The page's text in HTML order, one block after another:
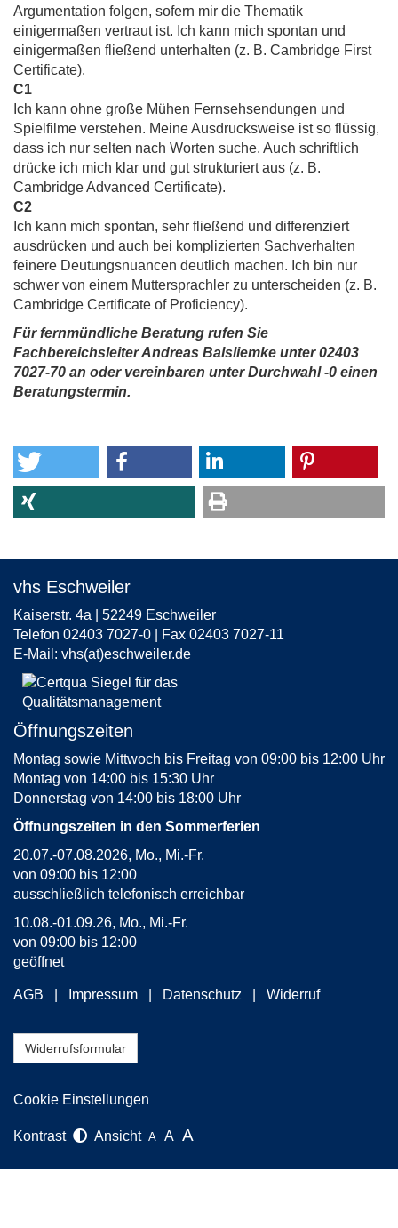
Argumentation folgen, sofern mir die Thematik
einigermaßen vertraut ist. Ich kann mich spontan und
einigermaßen fließend unterhalten (z. B. Cambridge First
Certificate).
C1
Ich kann ohne große Mühen Fernsehsendungen und
Spielfilme verstehen. Meine Ausdrucksweise ist so flüssig,
dass ich nur selten nach Worten suche. Auch schriftlich
drücke ich mich klar und gut strukturiert aus (z. B.
Cambridge Advanced Certificate).
C2
Ich kann mich spontan, sehr fließend und differenziert
ausdrücken und auch bei komplizierten Sachverhalten
feinere Deutungsnuancen deutlich machen. Ich bin nur
schwer von einem Muttersprachler zu unterscheiden (z. B.
Cambridge Certificate of Proficiency).
Für fernmündliche Beratung rufen Sie
Fachbereichsleiter Andreas Balsliemke unter 02403
7027-70 an oder vereinbaren unter Durchwahl -0 einen
Beratungstermin.
vhs Eschweiler
Kaiserstr. 4a | 52249 Eschweiler
Telefon 02403 7027-0 | Fax 02403 7027-11
E-Mail: vhs(at)eschweiler.de
Öffnungszeiten
Montag sowie Mittwoch bis Freitag von 09:00 bis 12:00 Uhr
Montag von 14:00 bis 15:30 Uhr
Donnerstag von 14:00 bis 18:00 Uhr
Öffnungszeiten in den Sommerferien
20.07.-07.08.2026, Mo., Mi.-Fr.
von 09:00 bis 12:00
ausschließlich telefonisch erreichbar
10.08.-01.09.26, Mo., Mi.-Fr.
von 09:00 bis 12:00
geöffnet
AGB Impressum Datenschutz Widerruf
Widerrufsformular
Cookie Einstellungen
Kontrast Ansicht A A A